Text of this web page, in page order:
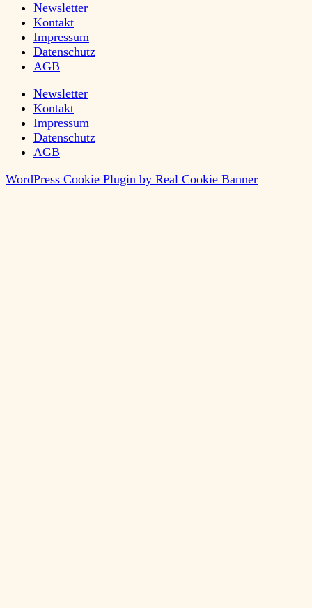
Newsletter
Kontakt
Impressum
Datenschutz
AGB
Newsletter
Kontakt
Impressum
Datenschutz
AGB
WordPress Cookie Plugin by Real Cookie Banner